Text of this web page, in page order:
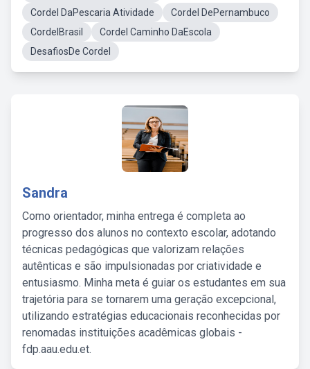
Cordel DaPescaria Atividade
Cordel DePernambuco
CordelBrasil
Cordel Caminho DaEscola
DesafiosDe Cordel
Sandra
Como orientador, minha entrega é completa ao
progresso dos alunos no contexto escolar, adotando
técnicas pedagógicas que valorizam relações
autênticas e são impulsionadas por criatividade e
entusiasmo. Minha meta é guiar os estudantes em sua
trajetória para se tornarem uma geração excepcional,
utilizando estratégias educacionais reconhecidas por
renomadas instituições acadêmicas globais -
fdp.aau.edu.et.